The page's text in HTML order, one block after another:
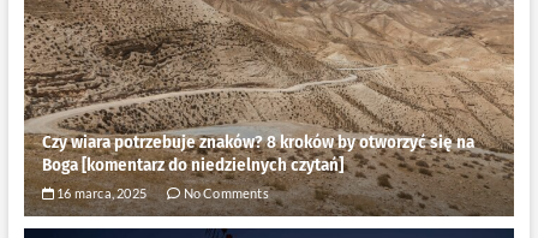
Czy wiara potrzebuje znaków? 8 kroków by otworzyć się na
Boga [komentarz do niedzielnych czytań]
16 marca, 2025 No Comments